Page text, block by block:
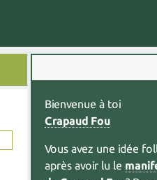
Bienvenue à toi
Crapaud Fou
Vous avez une idée
après avoir lu le